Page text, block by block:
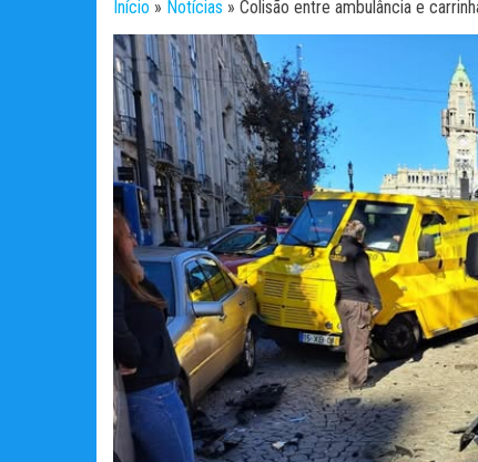
Início » Notícias » Colisão entre ambulância e